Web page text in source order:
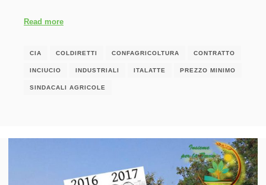
Read more
CIA COLDIRETTI CONFAGRICOLTURA CONTRATTO
INCIUCIO INDUSTRIALI ITALATTE PREZZO MINIMO
SINDACALI AGRICOLE